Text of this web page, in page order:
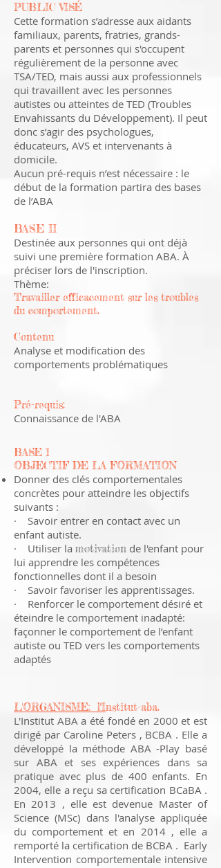
PUBLIC VISÉ
Cette formation s’adresse aux aidants
familiaux, parents, fratries, grands-
parents et personnes qui s'occupent
régulièrement de la personne avec
TSA/TED, mais aussi aux professionnels
qui travaillent avec les personnes
autistes ou atteintes de TED (Troubles
Envahissants du Développement). Il peut
donc s’agir des psychologues,
éducateurs, AVS et intervenants à
domicile.
Aucun pré-requis n’est nécessaire : le
début de la formation partira des bases
de l’ABA
BASE II
Destinée aux personnes qui ont déjà
suivi une première formation ABA. À
préciser lors de l'inscription.
Thème:
Travailler efficacement sur les troubles
du comportement.
Contenu
Analyse et modification des
comportements problématiques
Pré-requis:
Connaissance de l'ABA
BASE 1
OBJECTIF DE LA FORMATION
Donner des clés comportementales
concrètes pour atteindre les objectifs
suivants :
· Savoir entrer en contact avec un
enfant autiste.
· Utiliser la motivation de l'enfant pour
lui apprendre les compétences
fonctionnelles dont il a besoin
· Savoir favoriser les apprentissages.
· Renforcer le comportement désiré et
éteindre le comportement inadapté:
façonner le comportement de l’enfant
autiste ou TED vers les comportements
adaptés
L'ORGANISME: l''Institut-aba.
L'Institut ABA a été fondé en 2000 et est
dirigé par Caroline Peters , BCBA . Elle a
développé la méthode ABA -Play basé
sur ABA et ses expériences dans sa
pratique avec plus de 400 enfants. En
2004, elle a reçu sa certification BCaBA .
En 2013 , elle est devenue Master of
Science (MSc) dans l'analyse appliquée
du comportement et en 2014 , elle a
remporté la certification de BCBA . Early
Intervention comportementale intensive